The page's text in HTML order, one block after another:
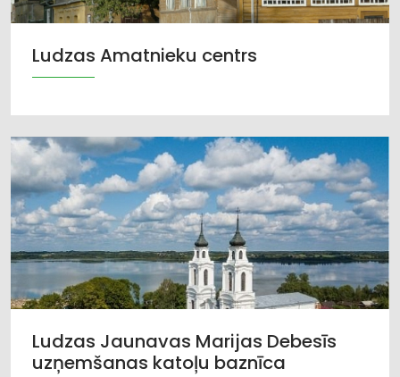
Ludzas Amatnieku centrs
Ludzas Jaunavas Marijas Debesīs
uzņemšanas katoļu baznīca